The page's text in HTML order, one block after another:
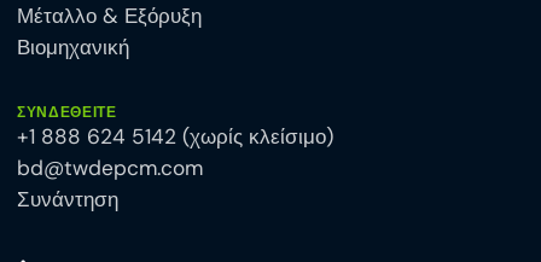
Μέταλλο & Εξόρυξη
Βιομηχανική
ΣΥΝΔΕΘΕΊΤΕ
+1 888 624 5142 (χωρίς κλείσιμο)
bd@twdepcm.com
Συνάντηση